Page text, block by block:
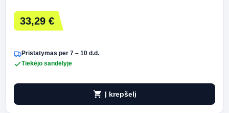
33,29 €
Pristatymas per 7 – 10 d.d.
Tiekėjo sandėlyje
shopping_cart Į krepšelį